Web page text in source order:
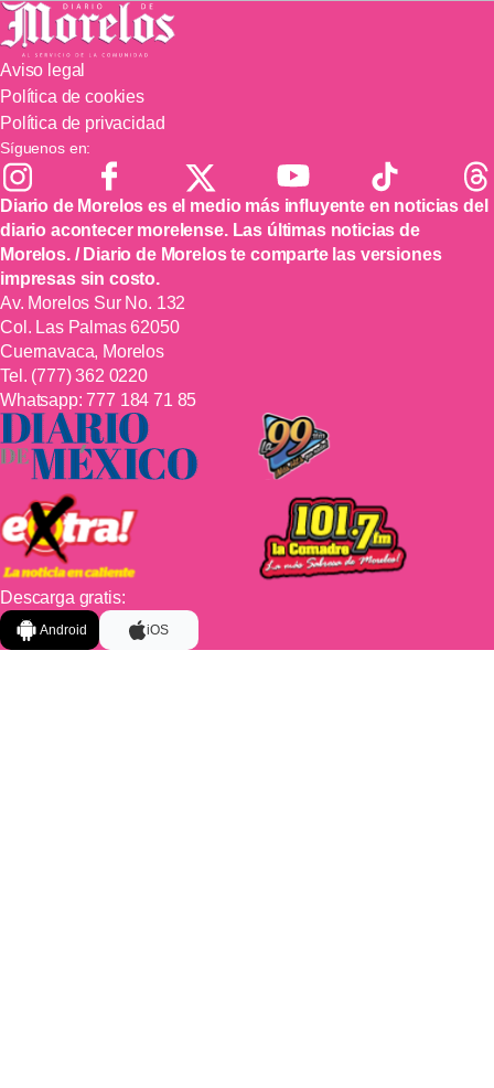
Aviso legal
Política de cookies
Política de privacidad
Síguenos en:
Diario de Morelos es el medio más influyente en noticias del
diario acontecer morelense. Las últimas noticias de
Morelos. / Diario de Morelos te comparte las versiones
impresas sin costo.
Av. Morelos Sur No. 132
Col. Las Palmas 62050
Cuernavaca, Morelos
Tel. (777) 362 0220
Whatsapp:777 184 71 85
Descarga gratis:
Android iOS